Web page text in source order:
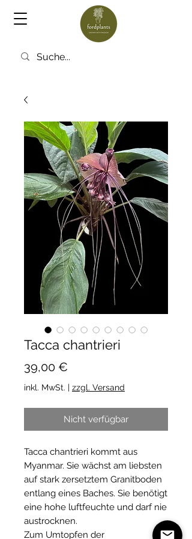
Tacca chantrieri
39,00 €
inkl. MwSt. | zzgl. Versand
Nicht verfügbar
Tacca chantrieri kommt aus
Myanmar. Sie wächst am liebsten
auf stark zersetztem Granitboden
entlang eines Baches. Sie benötigt
eine hohe luftfeuchte und darf nie
austrocknen.
Zum Umtopfen der